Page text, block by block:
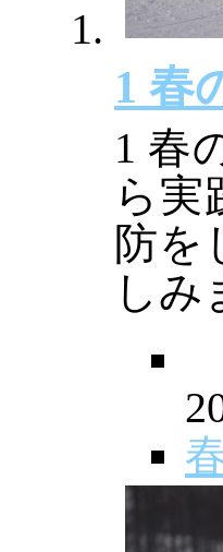
1 春
1 春
ら
防を
しみ